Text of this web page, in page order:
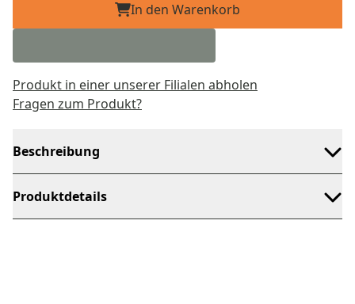
In den Warenkorb
Produkt in einer unserer Filialen abholen
Fragen zum Produkt?
Beschreibung
Produktdetails